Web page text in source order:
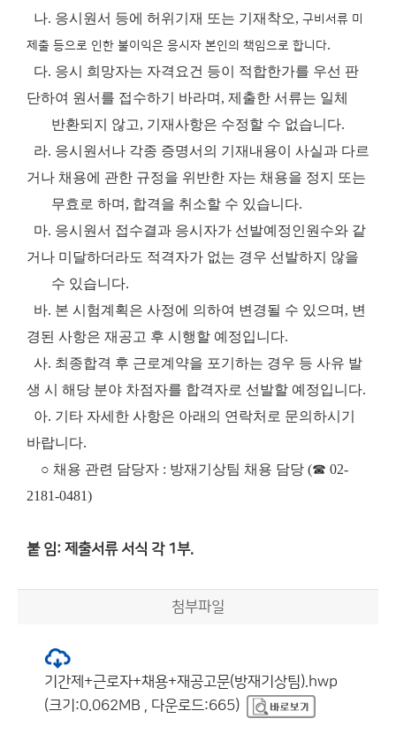
나. 응시원서 등에 허위기재 또는 기재착오, 구비서류 미
제출 등으로 인한 불이익은 응시자 본인의 책임으로 합니다.
다. 응시 희망자는 자격요건 등이 적합한가를 우선 판
단하여 원서를 접수하기 바라며, 제출한 서류는 일체
반환되지 않고, 기재사항은 수정할 수 없습니다.
라. 응시원서나 각종 증명서의 기재내용이 사실과 다르
거나 채용에 관한 규정을 위반한 자는 채용을 정지 또는
무효로 하며, 합격을 취소할 수 있습니다.
마. 응시원서 접수결과 응시자가 선발예정인원수와 같
거나 미달하더라도 적격자가 없는 경우 선발하지 않을
수 있습니다.
바. 본 시험계획은 사정에 의하여 변경될 수 있으며, 변
경된 사항은 재공고 후 시행할 예정입니다.
사. 최종합격 후 근로계약을 포기하는 경우 등 사유 발
생 시 해당 분야 차점자를 합격자로 선발할 예정입니다.
아. 기타 자세한 사항은 아래의 연락처로 문의하시기
바랍니다.
○ 채용 관련 담당자 : 방재기상팀 채용 담당 (☎ 02-
2181-0481)
붙 임: 제출서류 서식 각 1부.
첨부파일
기간제+근로자+채용+재공고문(방재기상팀).hwp
(크기:0.062MB , 다운로드:665)